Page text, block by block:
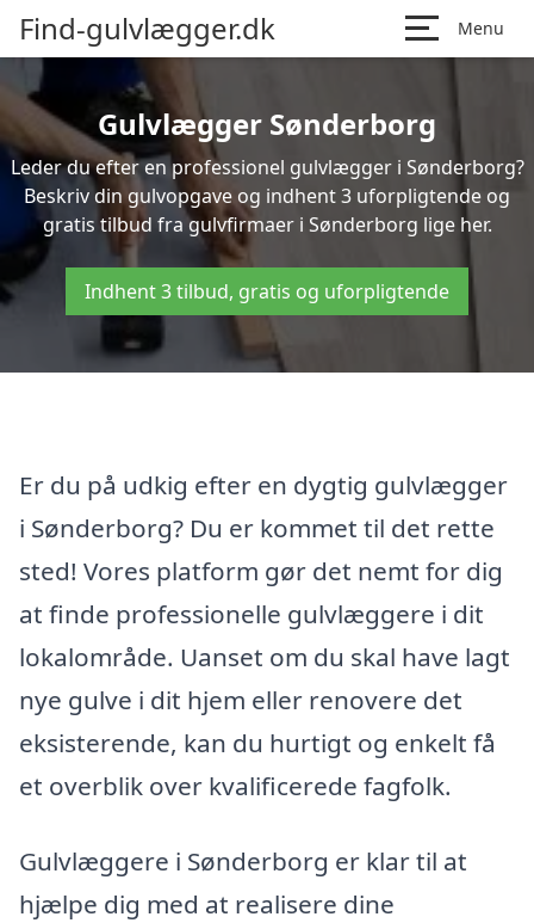
Find-gulvlægger.dk Menu
Gulvlægger Sønderborg
Leder du efter en professionel gulvlægger i Sønderborg?
Beskriv din gulvopgave og indhent 3 uforpligtende og
gratis tilbud fra gulvfirmaer i Sønderborg lige her.
Indhent 3 tilbud, gratis og uforpligtende
Er du på udkig efter en dygtig gulvlægger
i Sønderborg? Du er kommet til det rette
sted! Vores platform gør det nemt for dig
at finde professionelle gulvlæggere i dit
lokalområde. Uanset om du skal have lagt
nye gulve i dit hjem eller renovere det
eksisterende, kan du hurtigt og enkelt få
et overblik over kvalificerede fagfolk.
Gulvlæggere i Sønderborg er klar til at
hjælpe dig med at realisere dine